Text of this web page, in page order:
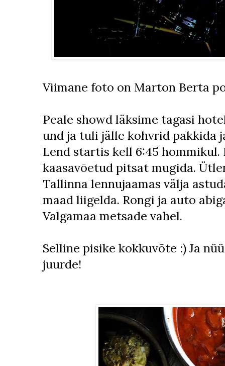
Viimane foto on Marton Berta
Peale showd läksime tagasi
und ja tuli jälle kohvrid pakkida
Lend startis kell 6:45 hommikul.
kaasavõetud pitsat mugida.
Tallinna lennujaamas välja
maad liigelda. Rongi ja auto
Valgamaa metsade vahel.
Selline pisike kokkuvõte :) Ja
juurde!